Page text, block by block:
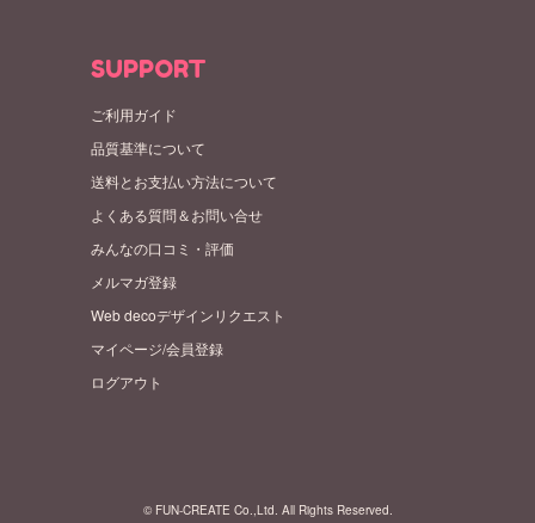
SUPPORT
ご利用ガイド
品質基準について
送料とお支払い方法について
よくある質問＆お問い合せ
みんなの口コミ・評価
メルマガ登録
Web decoデザインリクエスト
マイページ/会員登録
ログアウト
© FUN-CREATE Co.,Ltd. All Rights Reserved.